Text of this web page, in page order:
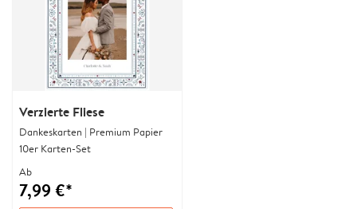
Verzierte Fliese
Dankeskarten | Premium Papier
10er Karten-Set
Ab
7,99 €*